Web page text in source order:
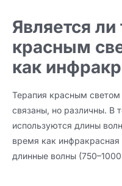
Является ли
красным
как
Терапия красным светом
связаны, но различны. В
используются длины
время как инфракрасная
длинные волны